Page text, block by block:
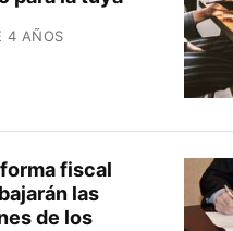
4 AÑOS
fiscal
las
de los